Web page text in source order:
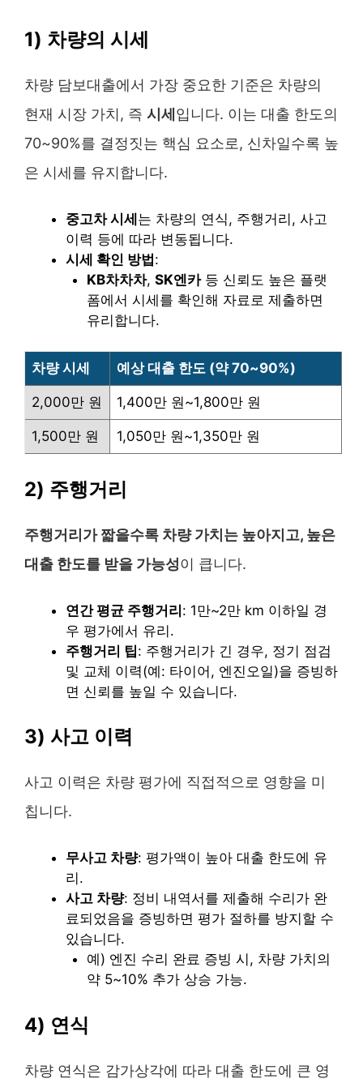
1) 차량의 시세
차량 담보대출에서 가장 중요한 기준은 차량의
현재 시장 가치, 즉 시세 입니다. 이는 대출 한도의
70~90%를 결정짓는 핵심 요소로, 신차일수록 높
은 시세를 유지합니다.
중고차 시세는 차량의 연식, 주행거리, 사고
이력 등에 따라 변동됩니다.
시세 확인 방법:
KB차차차, SK엔카등 신뢰도 높은 플랫
폼에서 시세를 확인해 자료로 제출하면
유리합니다.
차량 시세 예상 대출 한도 (약 70~90%)
2,000만 원 1,400만 원~1,800만 원
1,500만 원 1,050만 원~1,350만 원
2) 주행거리
주행거리가 짧을수록 차량 가치는 높아지고, 높은
대출 한도를 받을 가능성이 큽니다.
연간 평균 주행거리: 1만~2만 km 이하일 경
우 평가에서 유리.
주행거리 팁: 주행거리가 긴 경우, 정기 점검
및 교체 이력(예: 타이어, 엔진오일)을 증빙하
면 신뢰를 높일 수 있습니다.
3) 사고 이력
사고 이력은 차량 평가에 직접적으로 영향을 미
칩니다.
무사고 차량: 평가액이 높아 대출 한도에 유
리.
사고 차량: 정비 내역서를 제출해 수리가 완
료되었음을 증빙하면 평가 절하를 방지할 수
있습니다.
예) 엔진 수리 완료 증빙 시, 차량 가치의
약 5~10% 추가 상승 가능.
4) 연식
차량 연식은 감가상각에 따라 대출 한도에 큰 영